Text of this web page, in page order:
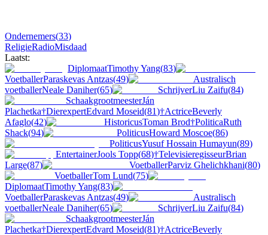
Ondernemers(33)
ReligieRadioMisdaad
Laatst:
DiplomaatTimothy Yang(83)
VoetballerParaskevas Antzas(49)
Australisch
voetballerNeale Daniher(65) SchrijverLiu Zaifu(84)
SchaakgrootmeesterJán
Plachetka†DierexpertEdvard Moseid(81)†ActriceBeverly
Afaglo(42) HistoricusToman Brod†PoliticaRuth
Shack(94) PoliticusHoward Moscoe(86)
PoliticusYusuf Hossain Humayun(89)
EntertainerJools Topp(68)†TelevisieregisseurBrian
Large(87) VoetballerParviz Ghelichkhani(80)
VoetballerTom Lund(75)
DiplomaatTimothy Yang(83)
VoetballerParaskevas Antzas(49)
Australisch
voetballerNeale Daniher(65) SchrijverLiu Zaifu(84)
SchaakgrootmeesterJán
Plachetka†DierexpertEdvard Moseid(81)†ActriceBeverly